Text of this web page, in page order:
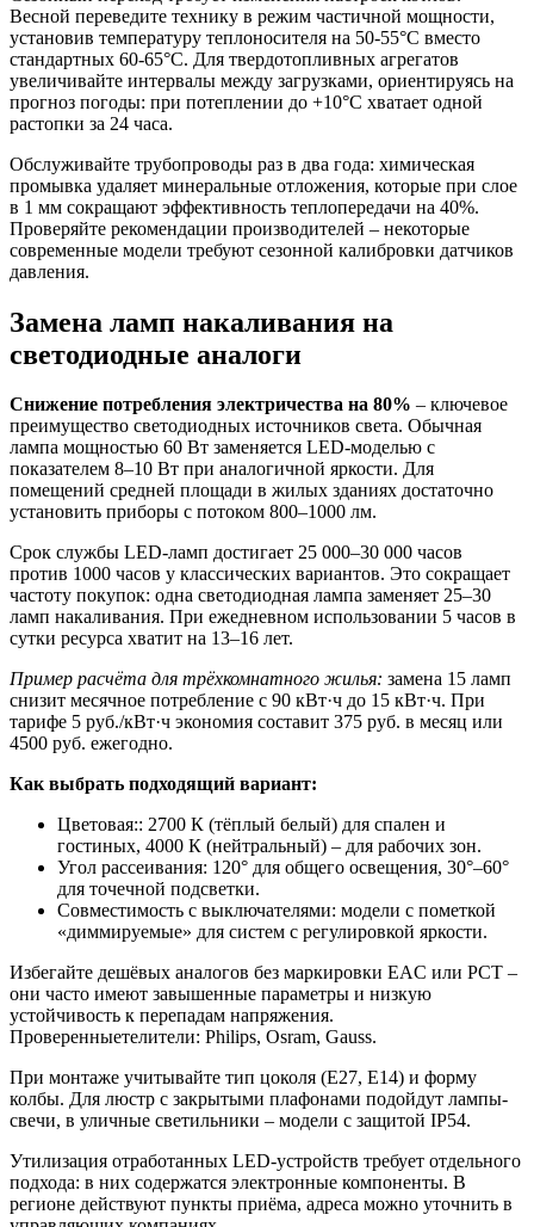
Весной переведите технику в режим частичной мощности,
установив температуру теплоносителя на 50-55°С вместо
стандартных 60-65°С. Для твердотопливных агрегатов
увеличивайте интервалы между загрузками, ориентируясь на
прогноз погоды: при потеплении до +10°С хватает одной
растопки за 24 часа.
Обслуживайте трубопроводы раз в два года: химическая
промывка удаляет минеральные отложения, которые при слое
в 1 мм сокращают эффективность теплопередачи на 40%.
Проверяйте рекомендации производителей – некоторые
современные модели требуют сезонной калибровки датчиков
давления.
Замена ламп накаливания на
светодиодные аналоги
Снижение потребления электричества на 80% – ключевое
преимущество светодиодных источников света. Обычная
лампа мощностью 60 Вт заменяется LED-моделью с
показателем 8–10 Вт при аналогичной яркости. Для
помещений средней площади в жилых зданиях достаточно
установить приборы с потоком 800–1000 лм.
Срок службы LED-ламп достигает 25 000–30 000 часов
против 1000 часов у классических вариантов. Это сокращает
частоту покупок: одна светодиодная лампа заменяет 25–30
ламп накаливания. При ежедневном использовании 5 часов в
сутки ресурса хватит на 13–16 лет.
Пример расчёта для трёхкомнатного жилья: замена 15 ламп
снизит месячное потребление с 90 кВт·ч до 15 кВт·ч. При
тарифе 5 руб./кВт·ч экономия составит 375 руб. в месяц или
4500 руб. ежегодно.
Как выбрать подходящий вариант:
Цветовая:: 2700 К (тёплый белый) для спален и
гостиных, 4000 К (нейтральный) – для рабочих зон.
Угол рассеивания: 120° для общего освещения, 30°–60°
для точечной подсветки.
Совместимость с выключателями: модели с пометкой
«диммируемые» для систем с регулировкой яркости.
Избегайте дешёвых аналогов без маркировки EAC или РСТ –
они часто имеют завышенные параметры и низкую
устойчивость к перепадам напряжения.
Проверенныетелители: Philips, Osram, Gauss.
При монтаже учитывайте тип цоколя (E27, E14) и форму
колбы. Для люстр с закрытыми плафонами подойдут лампы-
свечи, в уличные светильники – модели с защитой IP54.
Утилизация отработанных LED-устройств требует отдельного
подхода: в них содержатся электронные компоненты. В
регионе действуют пункты приёма, адреса можно уточнить в